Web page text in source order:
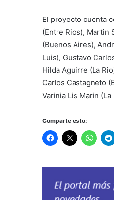
El proyecto cuenta
(Entre Rios), Martin
(Buenos Aires),
Luis), Gustavo
Hilda Aguirre (La
Carlos Castagneto
Varinia Lis Marin (La
Comparte esto: